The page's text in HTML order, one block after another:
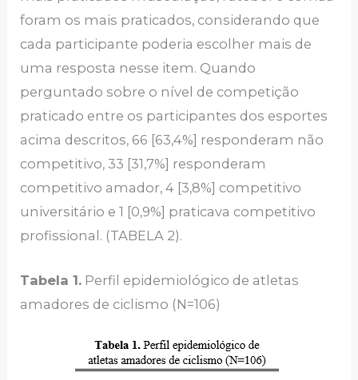
foram os mais praticados, considerando que
cada participante poderia escolher mais de
uma resposta nesse item. Quando
perguntado sobre o nível de competição
praticado entre os participantes dos esportes
acima descritos, 66 [63,4%] responderam não
competitivo, 33 [31,7%] responderam
competitivo amador, 4 [3,8%] competitivo
universitário e 1 [0,9%] praticava competitivo
profissional. (TABELA 2).
Tabela 1. Perfil epidemiológico de atletas
amadores de ciclismo (N=106)